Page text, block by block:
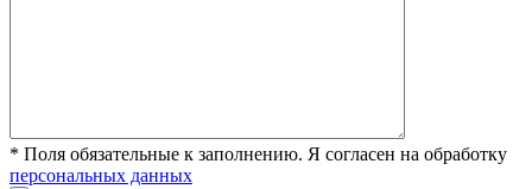
* Поля обязательные к заполнению. Я согласен на обработку
персональных данных